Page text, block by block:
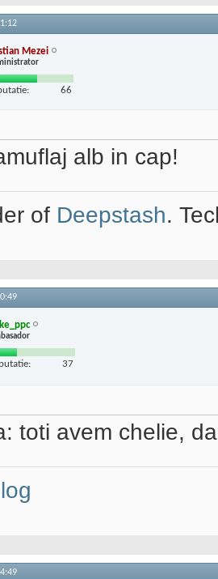
Mezei
66
alb in cap!
of Deepstash.
37
toti avem chelie,